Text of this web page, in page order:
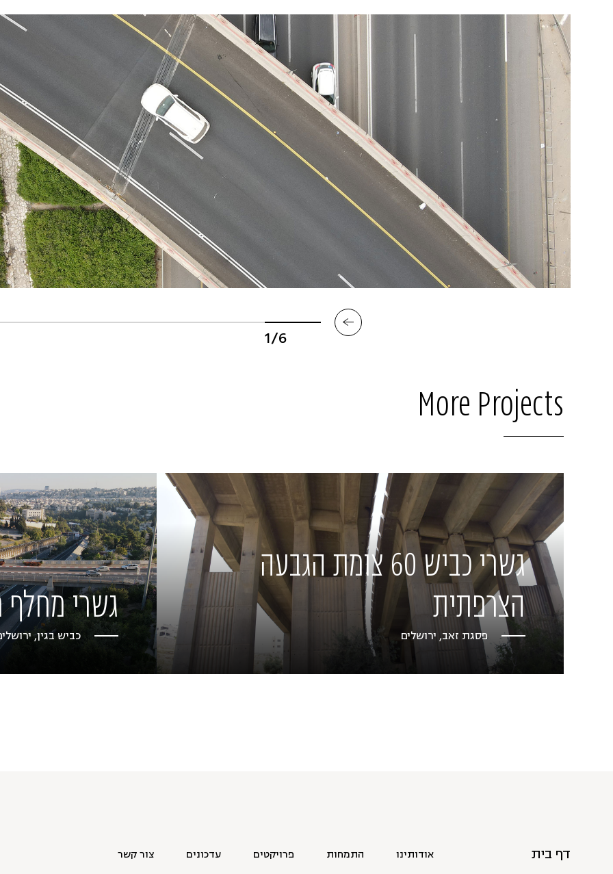
1/6
More Projects
גשרי כביש 60 צומת הגבעה
הצרפתית
פסגת זאב, ירושלים
גשרי מחלף
כביש בגין,
דף בית אודותינו התמחות פרויקטים עדכונים צור קשר